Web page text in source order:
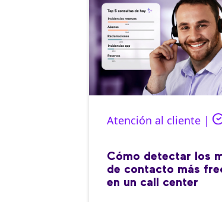
Atención al cliente |
Cómo detectar los
de contacto más
en un call center